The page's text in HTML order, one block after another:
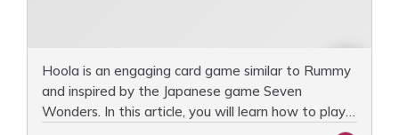
Hoola is an engaging card game similar to Rummy
and inspired by the Japanese game Seven
Wonders. In this article, you will learn how to play